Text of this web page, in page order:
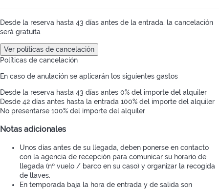
Desde la reserva hasta 43 días antes de la entrada, la cancelación
será gratuita
Ver políticas de cancelación
Políticas de cancelación
En caso de anulación se aplicarán los siguientes gastos
Desde la reserva hasta 43 días antes 0% del importe del alquiler
Desde 42 días antes hasta la entrada 100% del importe del alquiler
No presentarse 100% del importe del alquiler
Notas adicionales
Unos días antes de su llegada, deben ponerse en contacto
con la agencia de recepción para comunicar su horario de
llegada (nº vuelo / barco en su caso) y organizar la recogida
de llaves.
En temporada baja la hora de entrada y de salida son